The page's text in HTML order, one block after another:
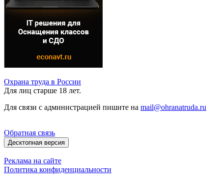
Охрана труда в России
Для лиц старше 18 лет.
Для связи с администрацией пишите на mail@ohranatruda.ru
Обратная связь
Десктопная версия
Реклама на сайте
Политика конфиденциальности